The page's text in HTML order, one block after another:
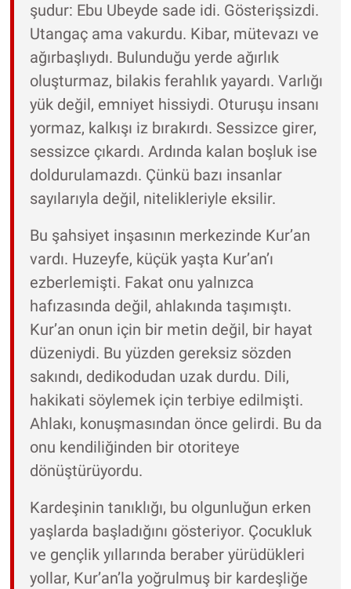
şudur: Ebu Ubeyde sade idi. Gösterişsizdi.
Utangaç ama vakurdu. Kibar, mütevazı ve
ağırbaşlıydı. Bulunduğu yerde ağırlık
oluşturmaz, bilakis ferahlık yayardı. Varlığı
yük değil, emniyet hissiydi. Oturuşu insanı
yormaz, kalkışı iz bırakırdı. Sessizce girer,
sessizce çıkardı. Ardında kalan boşluk ise
doldurulamazdı. Çünkü bazı insanlar
sayılarıyla değil, nitelikleriyle eksilir.
Bu şahsiyet inşasının merkezinde Kur’an
vardı. Huzeyfe, küçük yaşta Kur’an’ı
ezberlemişti. Fakat onu yalnızca
hafızasında değil, ahlakında taşımıştı.
Kur’an onun için bir metin değil, bir hayat
düzeniydi. Bu yüzden gereksiz sözden
sakındı, dedikodudan uzak durdu. Dili,
hakikati söylemek için terbiye edilmişti.
Ahlakı, konuşmasından önce gelirdi. Bu da
onu kendiliğinden bir otoriteye
dönüştürüyordu.
Kardeşinin tanıklığı, bu olgunluğun erken
yaşlarda başladığını gösteriyor. Çocukluk
ve gençlik yıllarında beraber yürüdükleri
yollar, Kur’an’la yoğrulmuş bir kardeşliğe